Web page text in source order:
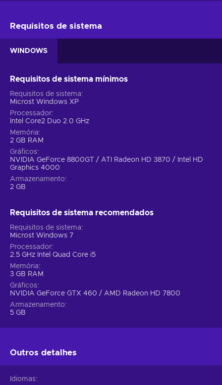
Requisitos de sistema
WINDOWS
Requisitos de sistema mínimos
Requisitos de sistema
Microst Windows XP
Processador
Intel Core2 Duo 2.0 GHz
Memória
2 GB RAM
Gráficos
NVIDIA GeForce 8800GT / ATI Radeon HD 3870 / Intel HD
Graphics 4000
Armazenamento
2 GB
Requisitos de sistema recomendados
Requisitos de sistema
Microst Windows 7
Processador
2.5 GHz Intel Quad Core i5
Memória
3 GB RAM
Gráficos
NVIDIA GeForce GTX 460 / AMD Radeon HD 7800
Armazenamento
5 GB
Outros detalhes
Idiomas